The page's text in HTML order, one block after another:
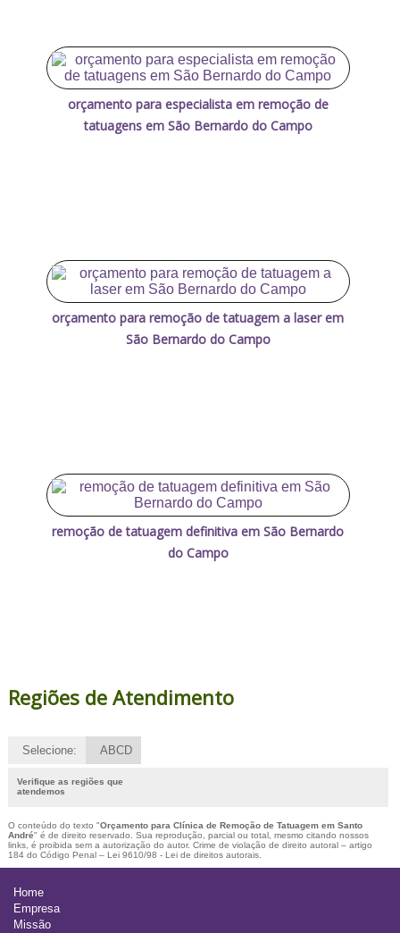
orçamento para especialista em remoção de
tatuagens em São Bernardo do Campo
orçamento para remoção de tatuagem a laser em
São Bernardo do Campo
remoção de tatuagem definitiva em São Bernardo
do Campo
Regiões de Atendimento
Selecione: ABCD
Verifique as regiões que
atendemos
O conteúdo do texto "Orçamento para Clínica de Remoção de Tatuagem em Santo
André" é de direito reservado. Sua reprodução, parcial ou total, mesmo citando nossos
links, é proibida sem a autorização do autor. Crime de violação de direito autoral – artigo
184 do Código Penal – Lei 9610/98 - Lei de direitos autorais.
Home
Empresa
Missão